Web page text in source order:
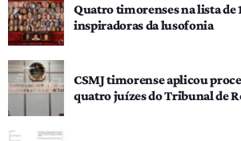
Quatro timorenses na lista
inspiradoras da lusofonia
CSMJ timorense aplicou
quatro juízes do Tribunal de